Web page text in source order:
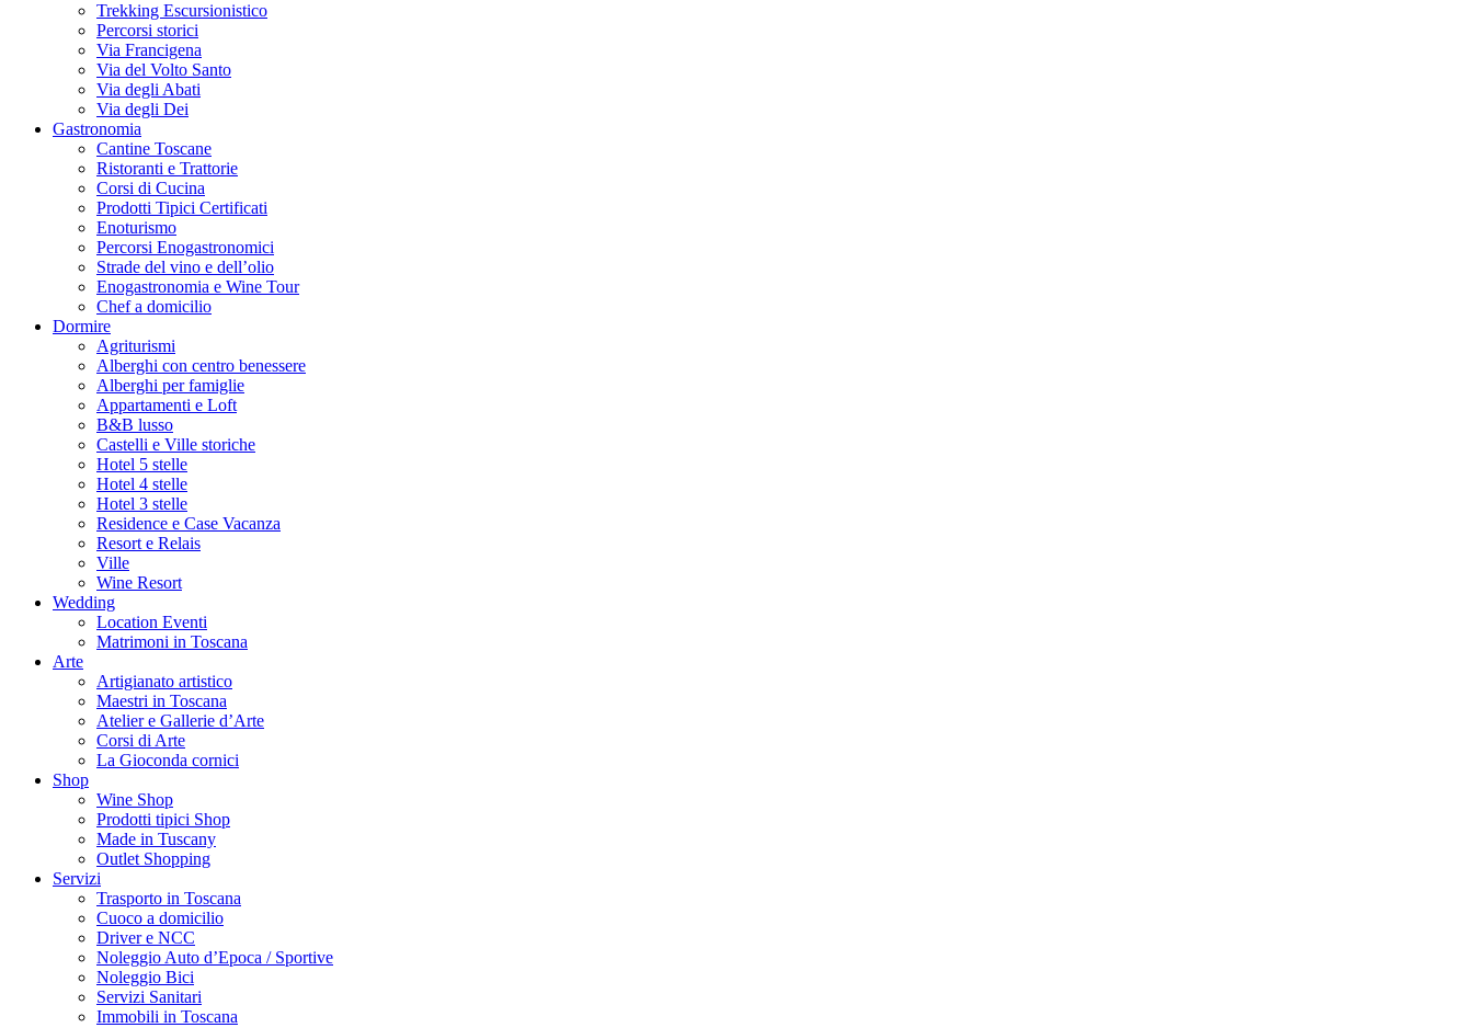
Trekking Escursionistico
Percorsi storici
Via Francigena
Via del Volto Santo
Via degli Abati
Via degli Dei
Gastronomia
Cantine Toscane
Ristoranti e Trattorie
Corsi di Cucina
Prodotti Tipici Certificati
Enoturismo
Percorsi Enogastronomici
Strade del vino e dell’olio
Enogastronomia e Wine Tour
Chef a domicilio
Dormire
Agriturismi
Alberghi con centro benessere
Alberghi per famiglie
Appartamenti e Loft
B&B lusso
Castelli e Ville storiche
Hotel 5 stelle
Hotel 4 stelle
Hotel 3 stelle
Residence e Case Vacanza
Resort e Relais
Ville
Wine Resort
Wedding
Location Eventi
Matrimoni in Toscana
Arte
Artigianato artistico
Maestri in Toscana
Atelier e Gallerie d’Arte
Corsi di Arte
La Gioconda cornici
Shop
Wine Shop
Prodotti tipici Shop
Made in Tuscany
Outlet Shopping
Servizi
Trasporto in Toscana
Cuoco a domicilio
Driver e NCC
Noleggio Auto d’Epoca / Sportive
Noleggio Bici
Servizi Sanitari
Immobili in Toscana